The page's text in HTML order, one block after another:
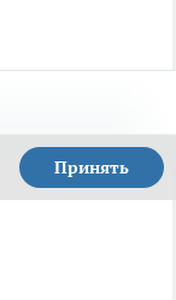
Принять